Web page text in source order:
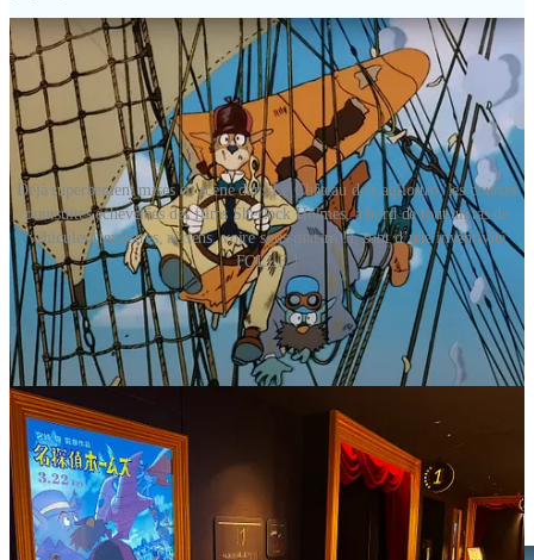
Déjà superbement mises en scène dans Le Château de Cagliostro, les courses
poursuites échevelées des films Sherlock Holmes, à bord de tout un tas de
véhicules (terrestres, aériens, voire sous-marins !), sont d’une inventivité
FOLLE !
On retrouve aussi l’amour absolu du réalisateur pour les
machines volantes, avec une place prépondérante accordée aux
avions, mais aussi à des créations pour le moins originales (et un
riensteampunk
) !
Le premier film débute ainsi sur les chapeaux de roue avec
l’apparition d’unptérodactyle volant
qui vient créer la panique
dans les rues londoniennes ! Sherlock comprend vite qu’il s’agit en
fait d’une machine pilotée par les sbires du professeur Moriarty, qui
profite de la confusion pour aller voler le fameux rubis bleu qui
donne son nom à l’épisode.